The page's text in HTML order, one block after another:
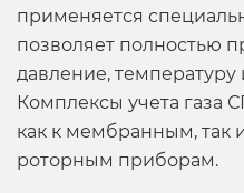
применяется
позволяет полностью
давление, температуру
Комплексы учета газа
как к мембранным, так
роторным приборам.